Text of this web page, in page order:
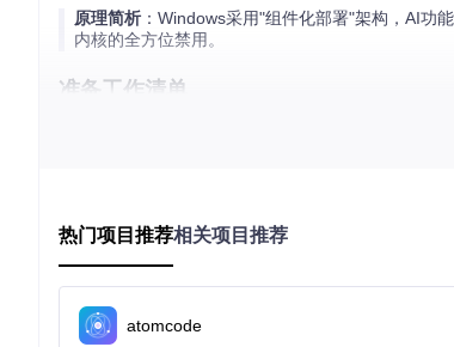
原理简析 ：Windows采用"组件化部署"架构，AI功
内核的全方位禁用。
准备工作清单
系统还原点
创建手动还原点（控制面板→系统
脚本基础清理
运行RemoveWindowsAi.ps1脚本
更新阻断
热门项目推荐相关项目推荐
atomcode